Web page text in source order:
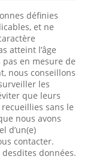
définies
et ne
atteint l’âge
en mesure de
nous conseillons
les
que leurs
sans le
nous avons
d’un(e)
contacter.
données.